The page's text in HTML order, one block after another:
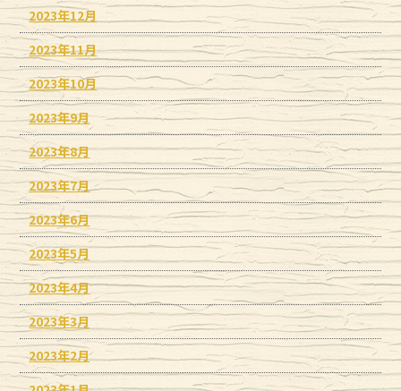
2023年12月
2023年11月
2023年10月
2023年9月
2023年8月
2023年7月
2023年6月
2023年5月
2023年4月
2023年3月
2023年2月